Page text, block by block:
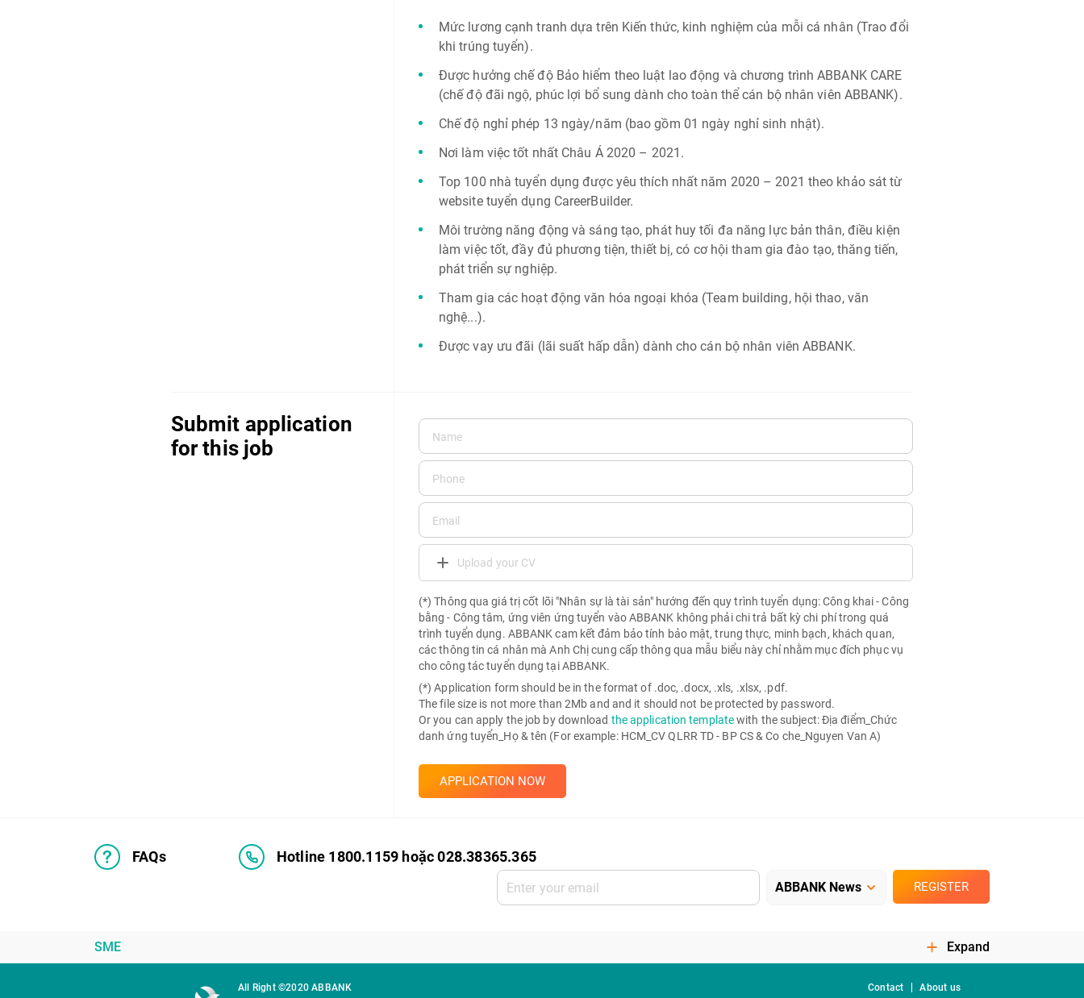
Mức lương cạnh tranh dựa trên Kiến thức, kinh nghiệm của mỗi cá nhân (Trao đổi
khi trúng tuyển).
Được hưởng chế độ Bảo hiểm theo luật lao động và chương trình ABBANK CARE
(chế độ đãi ngộ, phúc lợi bổ sung dành cho toàn thể cán bộ nhân viên ABBANK).
Chế độ nghỉ phép 13 ngày/năm (bao gồm 01 ngày nghỉ sinh nhật).
Nơi làm việc tốt nhất Châu Á 2020 – 2021.
Top 100 nhà tuyển dụng được yêu thích nhất năm 2020 – 2021 theo khảo sát từ
website tuyển dụng CareerBuilder.
Môi trường năng động và sáng tạo, phát huy tối đa năng lực bản thân, điều kiện
làm việc tốt, đầy đủ phương tiện, thiết bị, có cơ hội tham gia đào tạo, thăng tiến,
phát triển sự nghiệp.
Tham gia các hoạt động văn hóa ngoại khóa (Team building, hội thao, văn
nghệ...).
Được vay ưu đãi (lãi suất hấp dẫn) dành cho cán bộ nhân viên ABBANK.
Submit application
for this job
Upload your CV
(*) Thông qua giá trị cốt lõi "Nhân sự là tài sản" hướng đến quy trình tuyển dụng: Công khai - Công
bằng - Công tâm, ứng viên ứng tuyển vào ABBANK không phải chi trả bất kỳ chi phí trong quá
trình tuyển dụng. ABBANK cam kết đảm bảo tính bảo mật, trung thực, minh bạch, khách quan,
các thông tin cá nhân mà Anh Chị cung cấp thông qua mẫu biểu này chỉ nhằm mục đích phục vụ
cho công tác tuyển dụng tại ABBANK.
(*) Application form should be in the format of .doc, .docx, .xls, .xlsx, .pdf.
The file size is not more than 2Mb and and it should not be protected by password.
Or you can apply the job by download the application templatewith the subject: Địa điểm_Chức
danh ứng tuyển_Họ & tên (For example: HCM_CV QLRR TD - BP CS & Co che_Nguyen Van A)
APPLICATION NOW
FAQs Hotline 1800.1159 hoặc 028.38365.365
REGISTER
SME Expand
All Right ©2020 ABBANK Contact About us